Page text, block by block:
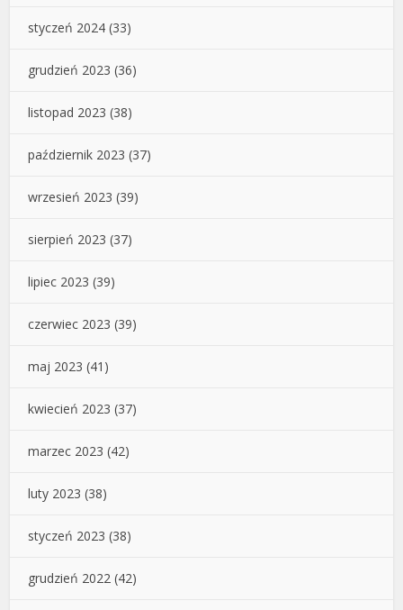
styczeń 2024 (33)
grudzień 2023 (36)
listopad 2023 (38)
październik 2023 (37)
wrzesień 2023 (39)
sierpień 2023 (37)
lipiec 2023 (39)
czerwiec 2023 (39)
maj 2023 (41)
kwiecień 2023 (37)
marzec 2023 (42)
luty 2023 (38)
styczeń 2023 (38)
grudzień 2022 (42)